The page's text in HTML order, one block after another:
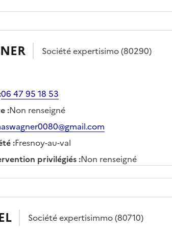
Sociétéexpertisimo(80290)
06 47 95 18 53
:Non renseigné
:Fresnoy-au-val
privilégiés:Non renseigné
Sociétéexpertisimmo(80710)